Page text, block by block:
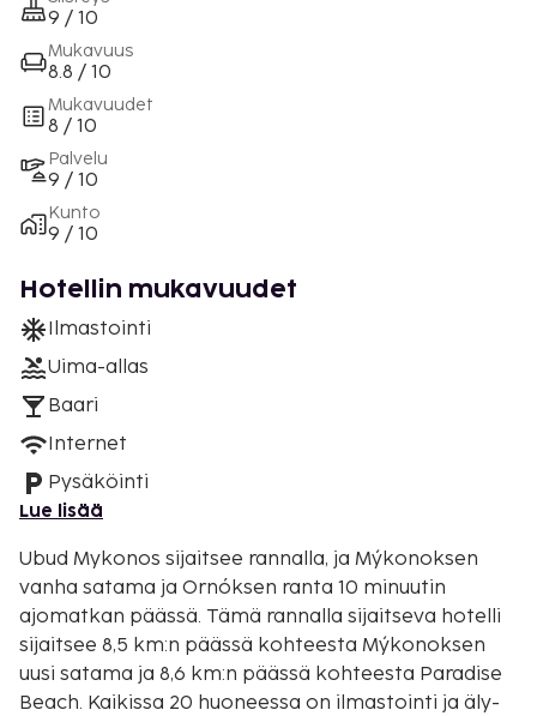
9 / 10
Mukavuus
8.8 / 10
Mukavuudet
8 / 10
Palvelu
9 / 10
Kunto
9 / 10
Hotellin mukavuudet
Ilmastointi
Uima-allas
Baari
Internet
Pysäköinti
Lue lisää
Ubud Mykonos sijaitsee rannalla, ja Mýkonoksen
vanha satama ja Ornóksen ranta 10 minuutin
ajomatkan päässä. Tämä rannalla sijaitseva hotelli
sijaitsee 8,5 km:n päässä kohteesta Mýkonoksen
uusi satama ja 8,6 km:n päässä kohteesta Paradise
Beach. Kaikissa 20 huoneessa on ilmastointi ja äly-